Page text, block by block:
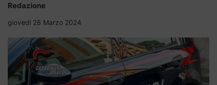
Redazione
giovedì 28 Marzo 2024